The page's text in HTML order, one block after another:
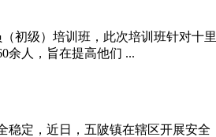
初级）培训班，此次培训班针对十里
余人，旨在提高他们 ...
稳定，近日，五陂镇在辖区开展安全